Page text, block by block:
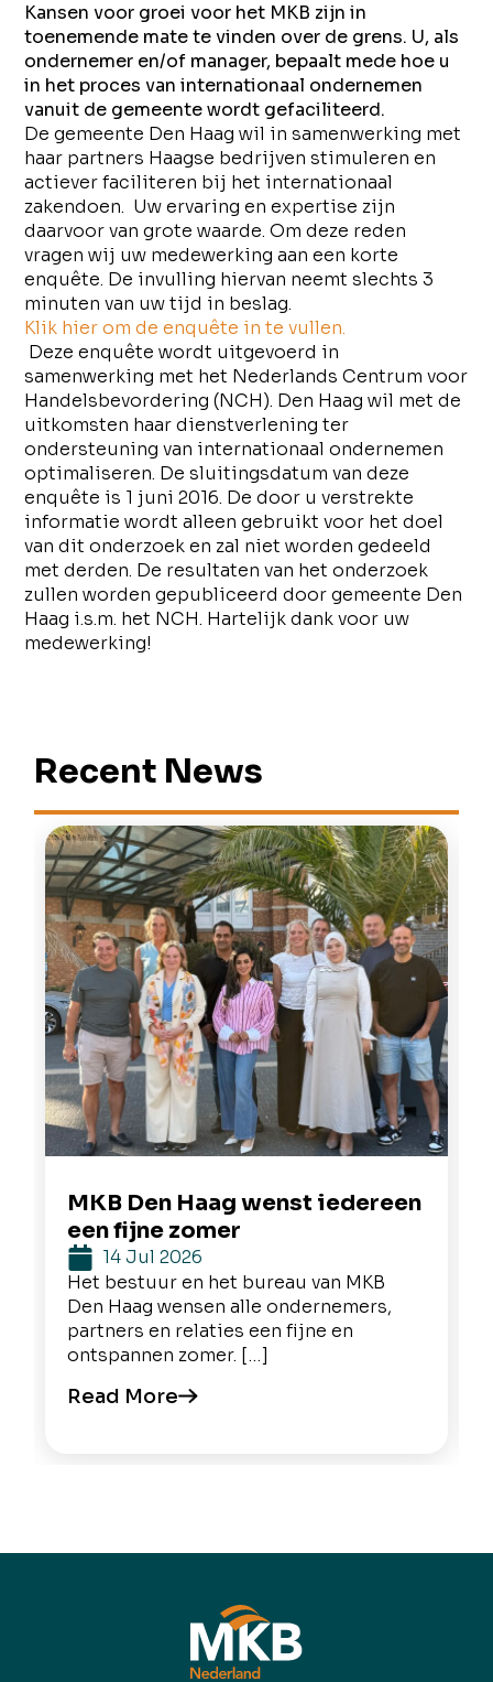
Kansen voor groei voor het MKB zijn in
toenemende mate te vinden over de grens. U, als
ondernemer en/of manager, bepaalt mede hoe u
in het proces van internationaal ondernemen
vanuit de gemeente wordt gefaciliteerd.
De gemeente Den Haag wil in samenwerking met
haar partners Haagse bedrijven stimuleren en
actiever faciliteren bij het internationaal
zakendoen. Uw ervaring en expertise zijn
daarvoor van grote waarde. Om deze reden
vragen wij uw medewerking aan een korte
enquête. De invulling hiervan neemt slechts 3
minuten van uw tijd in beslag.
Klik hier om de enquête in te vullen.
Deze enquête wordt uitgevoerd in
samenwerking met het Nederlands Centrum voor
Handelsbevordering (NCH). Den Haag wil met de
uitkomsten haar dienstverlening ter
ondersteuning van internationaal ondernemen
optimaliseren. De sluitingsdatum van deze
enquête is 1 juni 2016. De door u verstrekte
informatie wordt alleen gebruikt voor het doel
van dit onderzoek en zal niet worden gedeeld
met derden. De resultaten van het onderzoek
zullen worden gepubliceerd door gemeente Den
Haag i.s.m. het NCH. Hartelijk dank voor uw
medewerking!
Recent News
MKB Den Haag wenst iedereen
een fijne zomer
14 Jul 2026
Het bestuur en het bureau van MKB
Den Haag wensen alle ondernemers,
partners en relaties een fijne en
ontspannen zomer. […]
Read More